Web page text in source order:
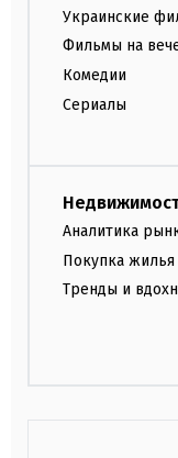
Украинские
Фильмы на
Комедии
Сериалы
Аналитика
Покупка жилья
Тренды и